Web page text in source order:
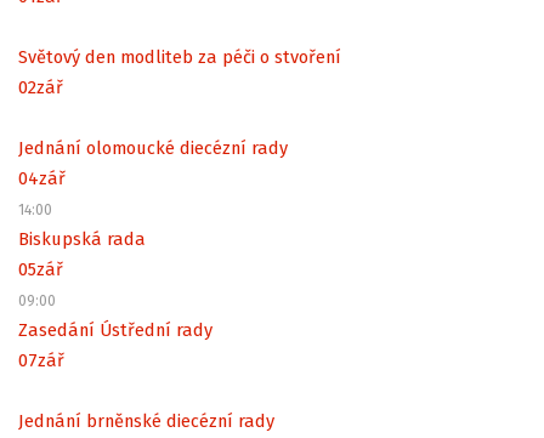
Světový den modliteb za péči o stvoření
02zář
Jednání olomoucké diecézní rady
04zář
14:00
Biskupská rada
05zář
09:00
Zasedání Ústřední rady
07zář
Jednání brněnské diecézní rady